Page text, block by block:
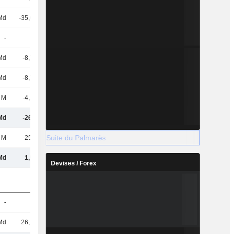
-35,03 Md
-
-8,77 Md
-8,77 Md
-4,14 Md
-26,3 Md
-25,16 M 25,38 M
1,58 Md
-
26,14 Md
Suite du Palmarès
Devises / Forex